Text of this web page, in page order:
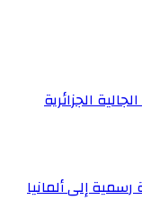
الجزائرية
إلى ألمانيا